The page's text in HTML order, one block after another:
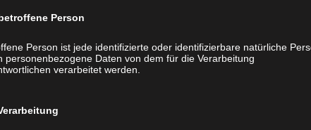
KD matt
Material: Kern: 90 gr Offset
Druck: Kern: 1/1-fbg., Cover:
Endfert.: Klebebindung,
Person
Person ist jede identifizierte oder identifizierbare natürliche
personenbezogene Daten von dem für die Verarbeitung
verarbeitet werden.